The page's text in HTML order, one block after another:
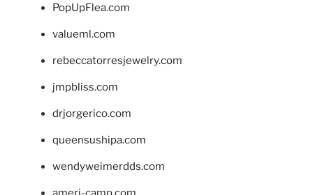
PopUpFlea.com
valueml.com
rebeccatorresjewelry.com
jmpbliss.com
drjorgerico.com
queensushipa.com
wendyweimerdds.com